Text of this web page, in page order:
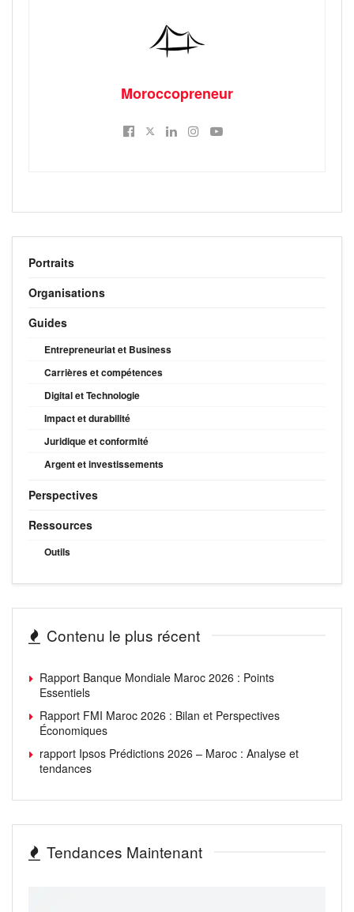
Moroccopreneur
Portraits
Organisations
Guides
Entrepreneuriat et Business
Carrières et compétences
Digital et Technologie
Impact et durabilité
Juridique et conformité
Argent et investissements
Perspectives
Ressources
Outils
Contenu le plus récent
Rapport Banque Mondiale Maroc 2026 : Points
Essentiels
Rapport FMI Maroc 2026 : Bilan et Perspectives
Économiques
rapport Ipsos Prédictions 2026 – Maroc : Analyse et
tendances
Tendances Maintenant